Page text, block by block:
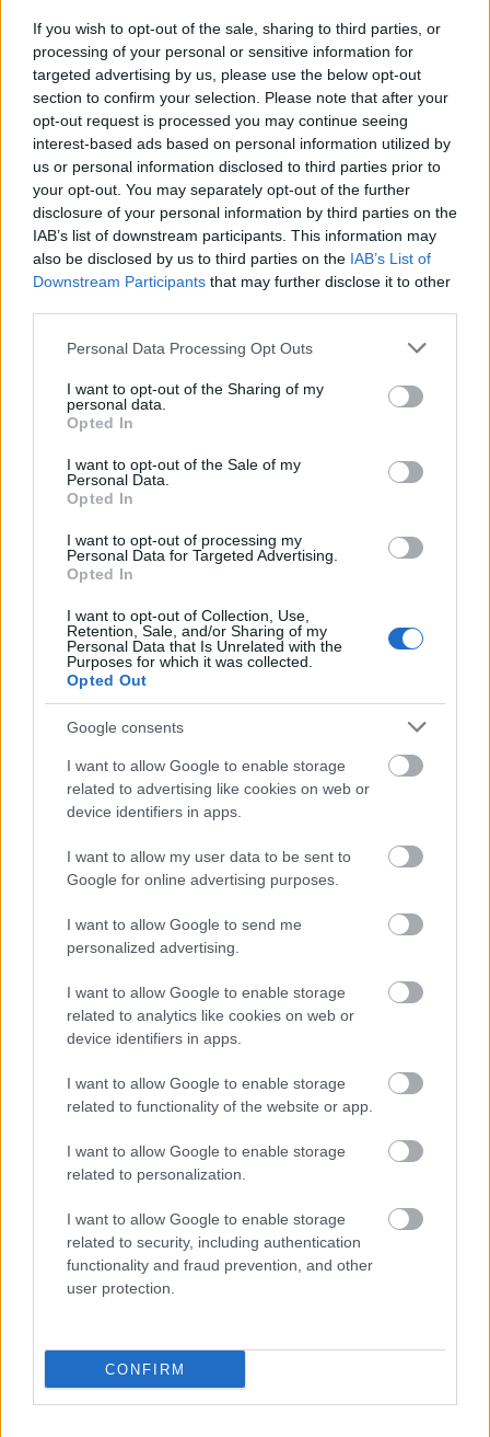
If you wish to opt-out of the sale, sharing to third parties, or
processing of your personal or sensitive information for
targeted advertising by us, please use the below opt-out
section to confirm your selection. Please note that after your
opt-out request is processed you may continue seeing
interest-based ads based on personal information utilized by
us or personal information disclosed to third parties prior to
your opt-out. You may separately opt-out of the further
disclosure of your personal information by third parties on the
IAB’s list of downstream participants. This information may
also be disclosed by us to third parties on the IAB’s List of
Downstream Participants that may further disclose it to other
Please note that this website/app uses one or more Google
not limited to your visit or usage behaviour. You may click to
grant or deny consent to Google and its third-party tags to
use your data for below specified purposes in below Google
consent section.
Personal Data Processing Opt Outs
I want to opt-out of the Sharing of my
personal data.
Opted In
I want to opt-out of the Sale of my
Personal Data.
Opted In
I want to opt-out of processing my
Personal Data for Targeted Advertising.
Opted In
I want to opt-out of Collection, Use,
Retention, Sale, and/or Sharing of my
Personal Data that Is Unrelated with the
Purposes for which it was collected.
Opted Out
Google consents
I want to allow Google to enable storage
related to advertising like cookies on web or
device identifiers in apps.
I want to allow my user data to be sent to
Google for online advertising purposes.
I want to allow Google to send me
personalized advertising.
I want to allow Google to enable storage
related to analytics like cookies on web or
device identifiers in apps.
I want to allow Google to enable storage
related to functionality of the website or app.
I want to allow Google to enable storage
related to personalization.
I want to allow Google to enable storage
related to security, including authentication
functionality and fraud prevention, and other
user protection.
CONFIRM
Γιορτή λήξης με συναυλία για τις Κατασκηνώσεις του
Δεν ανοίγει η μπάρα στα διόδια με το e-pass ενώ έχει
χρήματα «μέσα»;
Η Google ΑΙ ο Hassabis και η δήλωση για την θεραπεία
του καρκίνου που εξηγεί τις αλλαγές στην κορυφή